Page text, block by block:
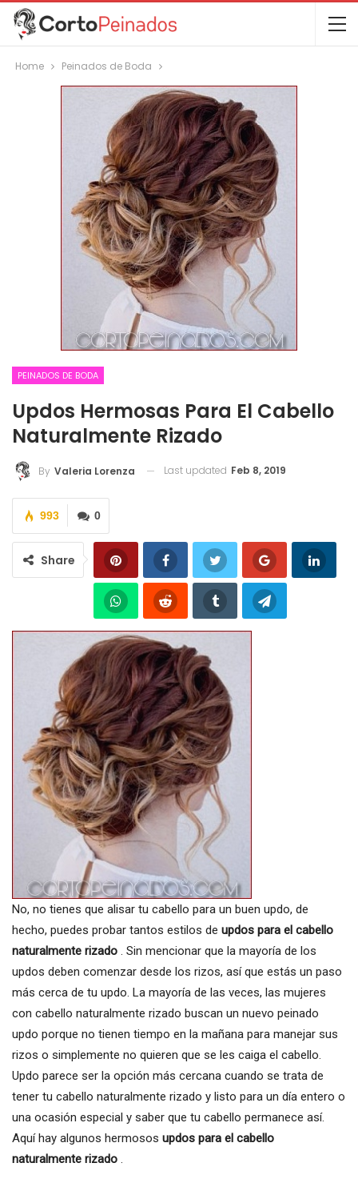
Home Peinados de Boda
PEINADOS DE BODA
Updos Hermosas Para El Cabello
Naturalmente Rizado
By Valeria Lorenza Last updated Feb 8, 2019
0
993
Share
No, no tienes que alisar tu cabello para un buen updo, de
hecho, puedes probar tantos estilos de updos para el cabello
naturalmente rizado . Sin mencionar que la mayoría de los
updos deben comenzar desde los rizos, así que estás un paso
más cerca de tu updo. La mayoría de las veces, las mujeres
con cabello naturalmente rizado buscan un nuevo peinado
updo porque no tienen tiempo en la mañana para manejar sus
rizos o simplemente no quieren que se les caiga el cabello.
Updo parece ser la opción más cercana cuando se trata de
tener tu cabello naturalmente rizado y listo para un día entero o
una ocasión especial y saber que tu cabello permanece así.
Aquí hay algunos hermosos updos para el cabello
naturalmente rizado .